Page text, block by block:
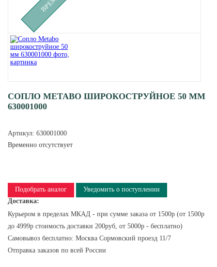
СОПЛО METABO ШИРОКОСТРУЙНОЕ 50 ММ
630001000
Артикул: 630001000
Временно отсутствует
Подобрать аналог
Уведомить о поступлении
Доставка:
Курьером в пределах МКАД - при сумме заказа от 1500р (от 1500р
до 4999р стоимость доставки 200руб, от 5000р - бесплатно)
Самовывоз бесплатно: Москва Сормовский проезд 11/7
Отправка заказов по всей России